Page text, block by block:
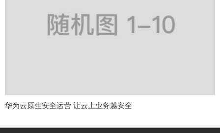
华为云原生安全运营 让云上业务越安全